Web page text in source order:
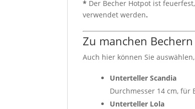
* Der Becher Hotpot ist
verwendet werden.
Zu manchen
Auch hier können Sie
Unterteller Scandia
Durchmesser 14 cm, für
Unterteller Lola